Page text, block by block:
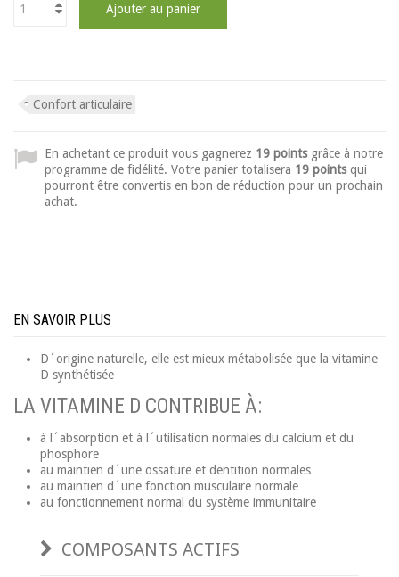
Ajouter au panier
Confort articulaire
En achetant ce produit vous gagnerez 19 pointsgrâce à notre
programme de fidélité. Votre panier totalisera 19 pointsqui
pourront être convertis en bon de réduction pour un prochain
achat.
EN SAVOIR PLUS
D´origine naturelle, elle est mieux métabolisée que la vitamine
D synthétisée
LA VITAMINE D CONTRIBUE À:
à l´absorption et à l´utilisation normales du calcium et du
phosphore
au maintien d´une ossature et dentition normales
au maintien d´une fonction musculaire normale
au fonctionnement normal du système immunitaire
COMPOSANTS ACTIFS